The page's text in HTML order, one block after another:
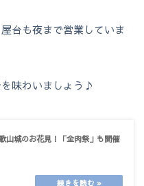
台も夜まで営業していま
味わいましょう♪
山城のお花見！「全肉祭」も開催